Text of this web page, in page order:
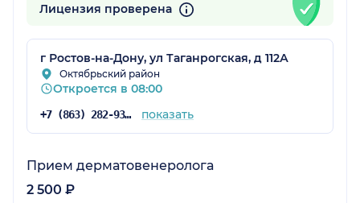
Лицензия проверена
г Ростов-на-Дону, ул Таганрогская, д 112А
Октябрьский район
Откроется в 08:00
+7 (863) 282-93-77 показать
Прием дерматовенеролога
2 500 ₽